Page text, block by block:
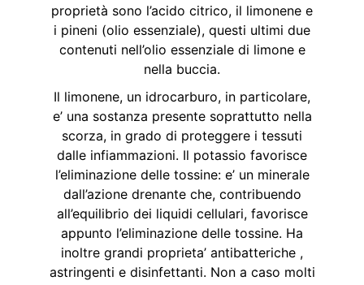
proprietà sono l’acido citrico, il limonene e
i pineni (olio essenziale), questi ultimi due
contenuti nell’olio essenziale di limone e
nella buccia.
Il limonene, un idrocarburo, in particolare,
e’ una sostanza presente soprattutto nella
scorza, in grado di proteggere i tessuti
dalle infiammazioni. Il potassio favorisce
l’eliminazione delle tossine: e’ un minerale
dall’azione drenante che, contribuendo
all’equilibrio dei liquidi cellulari, favorisce
appunto l’eliminazione delle tossine. Ha
inoltre grandi proprieta’ antibatteriche ,
astringenti e disinfettanti. Non a caso molti